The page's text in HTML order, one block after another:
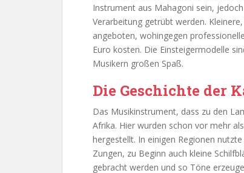
Instrument aus Mahagoni sein,
Verarbeitung getrübt werden.
angeboten, wohingegen
Euro kosten. Die Einsteigermodelle
Musikern großen Spaß.
Die Geschichte der
Das Musikinstrument, dass zu den
Afrika. Hier wurden schon vor mehr
hergestellt. In einigen Regionen
Zungen, zu Beginn auch kleine
gebracht werden und so Töne